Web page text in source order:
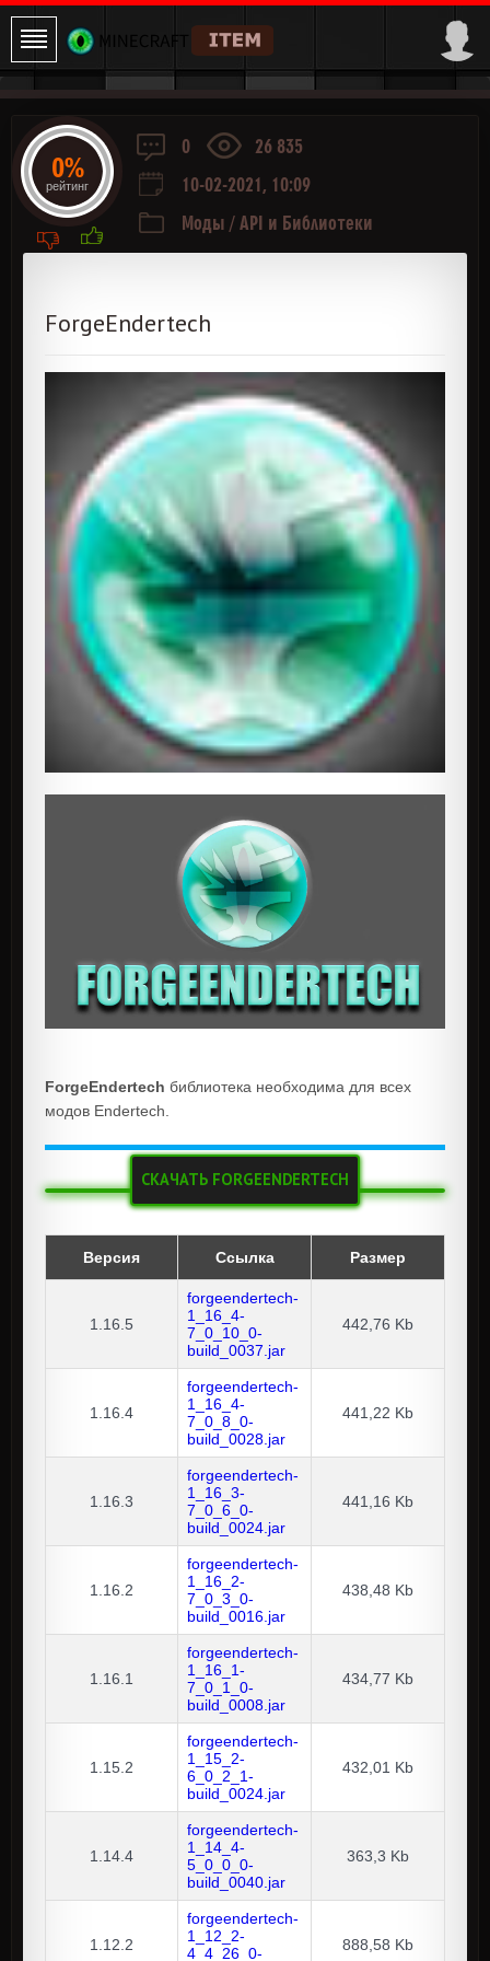
0
26 835
10-02-2021, 10:09
Моды / API и Библиотеки
ForgeEndertech
ForgeEndertech библиотека необходима для всех
модов Endertech.
СКАЧАТЬ FORGEENDERTECH
Версия Ссылка Размер
1.16.5
forgeendertech-
1_16_4-
7_0_10_0-
build_0037.jar
442,76 Kb
1.16.4
forgeendertech-
1_16_4-
7_0_8_0-
build_0028.jar
441,22 Kb
1.16.3
forgeendertech-
1_16_3-
7_0_6_0-
build_0024.jar
441,16 Kb
1.16.2
forgeendertech-
1_16_2-
7_0_3_0-
build_0016.jar
438,48 Kb
1.16.1
forgeendertech-
1_16_1-
7_0_1_0-
build_0008.jar
434,77 Kb
1.15.2
forgeendertech-
1_15_2-
6_0_2_1-
build_0024.jar
432,01 Kb
1.14.4
forgeendertech-
1_14_4-
5_0_0_0-
build_0040.jar
363,3 Kb
1.12.2
forgeendertech-
1_12_2-
4_4_26_0-
888,58 Kb
0%
рейтинг